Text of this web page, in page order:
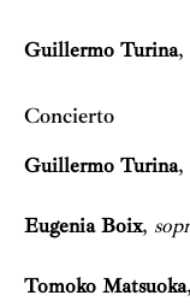
Guillermo Turina,
Concierto
Guillermo Turina,
Eugenia Boix,
Tomoko Matsuoka,